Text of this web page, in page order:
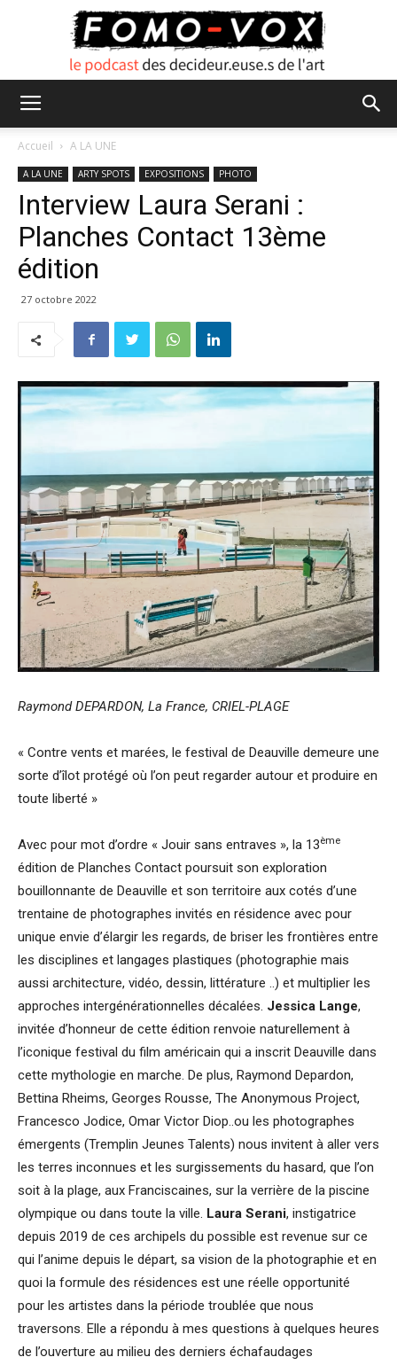
VOX
Accueil A LA UNE
A LA UNE ARTY SPOTS EXPOSITIONS PHOTO
Interview Laura Serani :
Planches Contact 13ème
édition
27 octobre 2022
Raymond DEPARDON, La France, CRIEL-PLAGE
« Contre vents et marées, le festival de Deauville demeure une
sorte d’îlot protégé où l’on peut regarder autour et produire en
toute liberté »
Avec pour mot d’ordre « Jouir sans entraves », la 13ème
édition de Planches Contact poursuit son exploration
bouillonnante de Deauville et son territoire aux cotés d’une
trentaine de photographes invités en résidence avec pour
unique envie d’élargir les regards, de briser les frontières entre
les disciplines et langages plastiques (photographie mais
aussi architecture, vidéo, dessin, littérature ..) et multiplier les
approches intergénérationnelles décalées. Jessica Lange,
invitée d’honneur de cette édition renvoie naturellement à
l’iconique festival du film américain qui a inscrit Deauville dans
cette mythologie en marche. De plus, Raymond Depardon,
Bettina Rheims, Georges Rousse, The Anonymous Project,
Francesco Jodice, Omar Victor Diop..ou les photographes
émergents (Tremplin Jeunes Talents) nous invitent à aller vers
les terres inconnues et les surgissements du hasard, que l’on
soit à la plage, aux Franciscaines, sur la verrière de la piscine
olympique ou dans toute la ville. Laura Serani, instigatrice
depuis 2019 de ces archipels du possible est revenue sur ce
qui l’anime depuis le départ, sa vision de la photographie et en
quoi la formule des résidences est une réelle opportunité
pour les artistes dans la période troublée que nous
traversons. Elle a répondu à mes questions à quelques heures
de l’ouverture au milieu des derniers échafaudages